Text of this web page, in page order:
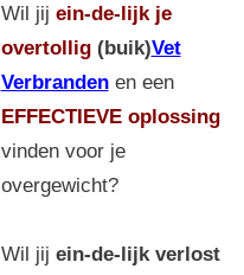
Wil jij ein-de-lijk je
overtollig(buik)Vet
Verbranden en een
EFFECTIEVE oplossing
vinden voor je
overgewicht?
Wil jij ein-de-lijk verlost